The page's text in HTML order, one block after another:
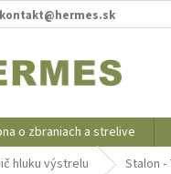
kontakt@hermes.sk
o zbraniach a strelive
hluku výstrelu Stalon -